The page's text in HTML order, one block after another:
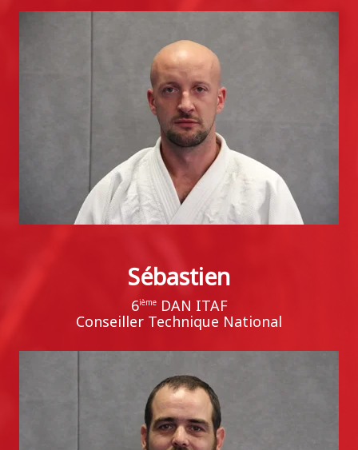
Sébastien
6ièmeDAN ITAF
Conseiller Technique National